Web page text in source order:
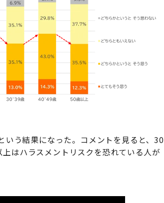
う結果になった。コメントを見ると、30
はハラスメントリスクを恐れている人が